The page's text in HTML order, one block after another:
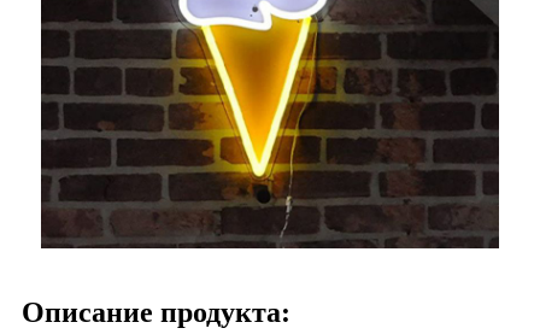
Описание продукта: